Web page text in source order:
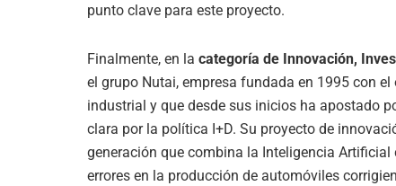
punto clave para este proyecto.
Finalmente, en la categoría de Innovación,
el grupo Nutai, empresa fundada en 1995 con
industrial y que desde sus inicios ha apostado
clara por la política I+D. Su proyecto de
generación que combina la Inteligencia
errores en la producción de automóviles